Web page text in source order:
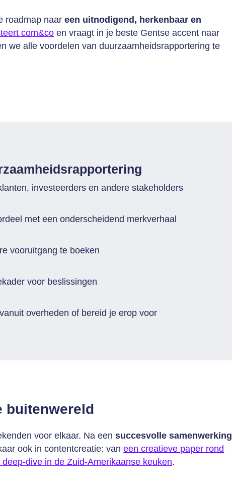
roadmap naareen uitnodigend, herkenbaar en
com&co en vraagt in je beste Gentse accent naar
we alle voordelen van duurzaamheidsrapportering te
investeerders en andere stakeholders
met een onderscheidend merkverhaal
vooruitgang te boeken
voor beslissingen
overheden of bereid je erop voor
buitenwereld
voor elkaar. Na eensuccesvolle samenwerking
ook in contentcreatie: vaneen creatieve paper rond
deep-dive in de Zuid-Amerikaanse keuken.